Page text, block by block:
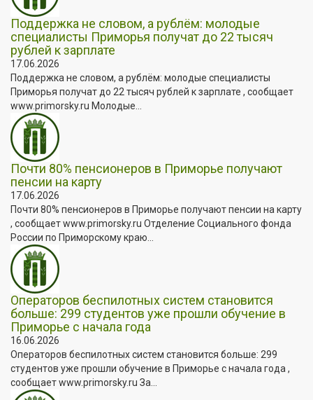
Поддержка не словом, а рублём: молодые
специалисты Приморья получат до 22 тысяч
рублей к зарплате
17.06.2026
Поддержка не словом, а рублём: молодые специалисты
Приморья получат до 22 тысяч рублей к зарплате , сообщает
www.primorsky.ru Молодые...
Почти 80% пенсионеров в Приморье получают
пенсии на карту
17.06.2026
Почти 80% пенсионеров в Приморье получают пенсии на карту
, сообщает www.primorsky.ru Отделение Социального фонда
России по Приморскому краю...
Операторов беспилотных систем становится
больше: 299 студентов уже прошли обучение в
Приморье с начала года
16.06.2026
Операторов беспилотных систем становится больше: 299
студентов уже прошли обучение в Приморье с начала года ,
сообщает www.primorsky.ru За...